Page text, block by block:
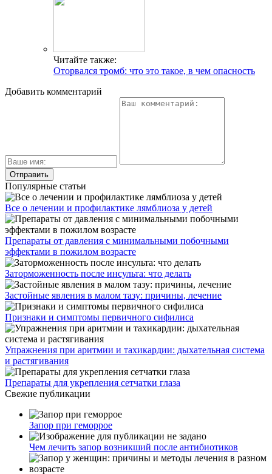
Читайте также:
Оторвался тромб: что это такое, в чем опасность
Добавить комментарий
Популярные статьи
Все о лечении и профилактике лямблиоза у детей
Препараты от давления с минимальными побочными
эффектами в пожилом возрасте
Заторможенность после инсульта: что делать
Застойные явления в малом тазу: причины, лечение
Признаки и симптомы первичного сифилиса
Упражнения при аритмии и тахикардии: дыхательная система
и растягивания
Препараты для укрепления сетчатки глаза
Свежие публикации
Запор при геморрое
Чем лечить запор возникший после антибиотиков